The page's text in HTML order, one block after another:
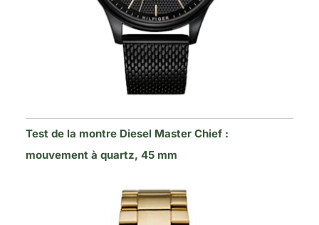
Test de la montre Diesel Master Chief :
mouvement à quartz, 45 mm